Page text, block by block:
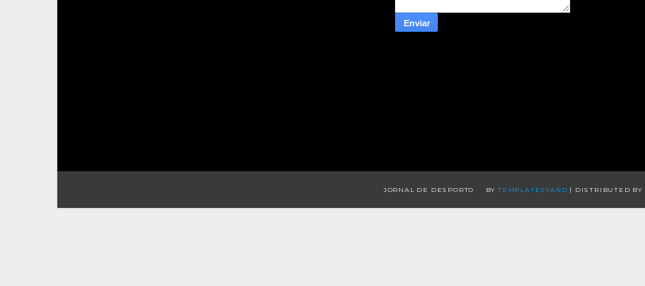
JORNAL DE DESPORTO BY TEMPLATESYARD | DISTRIBUTED BY